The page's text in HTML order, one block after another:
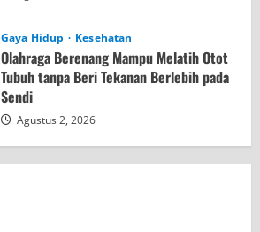
Gaya Hidup Kesehatan
Olahraga Berenang Mampu Melatih Otot
Tubuh tanpa Beri Tekanan Berlebih pada
Sendi
Agustus 2, 2026